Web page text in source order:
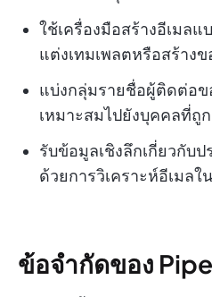
ใช้เครื่องมือสร้างอีเมลแ
แต่งเทมเพลตหรือสร้าง
แบ่งกลุ่มรายชื่อผู้ติดต่อข
เหมาะสมไปยังบุคคลที่ถู
รับข้อมูลเชิงลึกเกี่ยวกับ
ด้วยการวิเคราะห์อีเมลใ
ข้อจำกัดของ